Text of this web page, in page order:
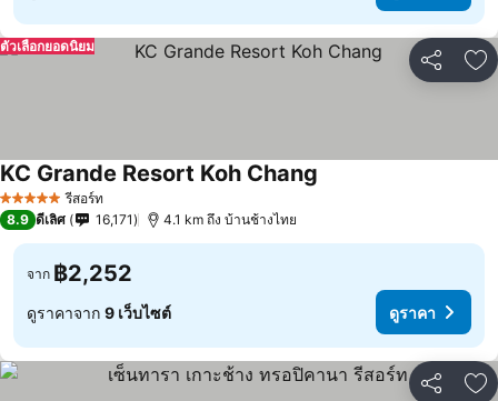
แชร์ เ
ตัวเลือกยอดนิยม
5 ดาว รีสอร์ท
KC Grande Resort Koh Chang
8.9 ดีเลิศ 16,171 4.1 km ถึง บ้านช้างไทย
จาก ฿2,252
ดูราคาจาก 9 เว็บไซต์ ดูราคา
แชร์ เ